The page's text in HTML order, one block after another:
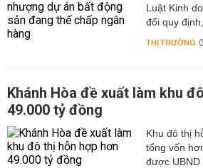
Luật Kinh
đổi quy
THỊ TRƯỜNG
Khánh Hòa đề xuất làm khu
49.000 tỷ đồng
Khu đô thị
tổng vốn
được UBND